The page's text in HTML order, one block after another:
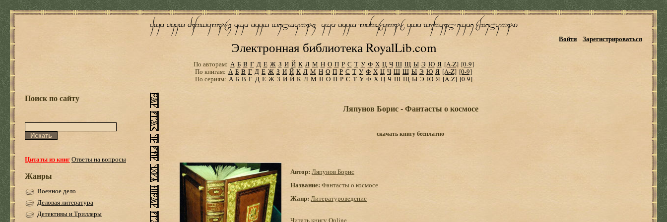
Электронная библиотека RoyalLib.com
Войти Зарегистрироваться
По авторам: А Б В Г Д Е Ж З И Й К Л М Н О П Р С Т У Ф Х Ц Ч Ш Щ Ы Э Ю Я [A-Z] [0-9]
По книгам: А Б В Г Д Е Ж З И Й К Л М Н О П Р С Т У Ф Х Ц Ч Ш Щ Ы Э Ю Я [A-Z] [0-9]
По сериям: А Б В Г Д Е Ж З И Й К Л М Н О П Р С Т У Ф Х Ц Ч Ш Щ Ы Э Ю Я [A-Z] [0-9]
Поиск по сайту
Цитаты из книгОтветы на вопросы
Жанры
Военное дело
Деловая литература
Детективы и Триллеры
Ляпунов Борис - Фантасты о космосе
скачать книгу бесплатно
Автор: Ляпунов Борис
Название: Фантасты о космосе
Жанр: Литературоведение
Читать книгу Online